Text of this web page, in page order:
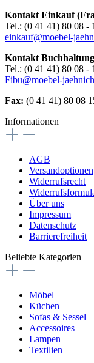
Kontakt Einkauf
Tel.: (0 41 41) 80 08 -
einkauf@moebel-
Kontakt
Tel.: (0 41 41) 80 08 -
Fibu@moebel-
Fax: (0 41 41) 80 08
Informationen
AGB
Versandoptionen
Widerrufsrecht
Über uns
Impressum
Datenschutz
Barrierefreiheit
Beliebte Kategorien
Möbel
Küchen
Sofas & Sessel
Accessoires
Lampen
Textilien